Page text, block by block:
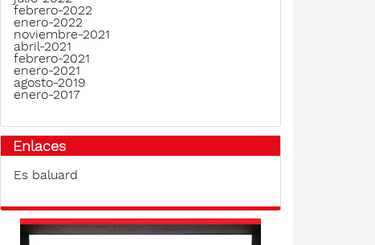
febrero-2022
enero-2022
noviembre-2021
abril-2021
febrero-2021
enero-2021
agosto-2019
enero-2017
Enlaces
Es baluard